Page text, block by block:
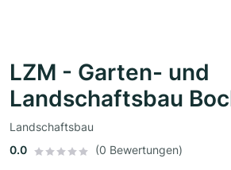
LZM - Garten- und
Landschaftsbau
Landschaftsbau
0.0
(0 Bewertungen)